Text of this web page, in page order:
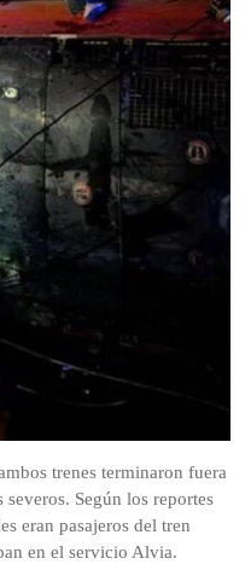
trenes terminaron fuera
Según los reportes
eran pasajeros del tren
en el servicio Alvia.